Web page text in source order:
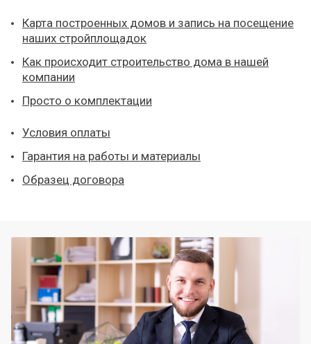
Карта построенных домов и запись на посещение
наших стройплощадок
Как происходит строительство дома в нашей
компании
Просто о комплектации
Условия оплаты
Гарантия на работы и материалы
Образец договора